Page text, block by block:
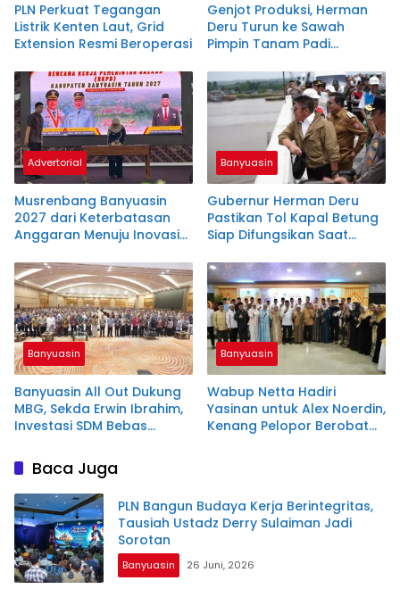
PLN Perkuat Tegangan
Listrik Kenten Laut, Grid
Extension Resmi Beroperasi
Genjot Produksi, Herman
Deru Turun ke Sawah
Pimpin Tanam Padi
Advertorial
Musrenbang Banyuasin
2027 dari Keterbatasan
Anggaran Menuju Inovasi
Banyuasin
Gubernur Herman Deru
Pastikan Tol Kapal Betung
Siap Difungsikan Saat
Banyuasin
Banyuasin All Out Dukung
MBG, Sekda Erwin Ibrahim,
Investasi SDM Bebas
Banyuasin
Wabup Netta Hadiri
Yasinan untuk Alex Noerdin,
Kenang Pelopor Berobat
Baca Juga
PLN Bangun Budaya Kerja Berintegritas,
Tausiah Ustadz Derry Sulaiman Jadi
Sorotan
Banyuasin 26 Juni, 2026